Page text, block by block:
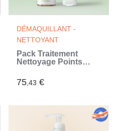
DÉMAQUILLANT -
NETTOYANT
Pack Traitement
Nettoyage Points
InnovaGoods
75,43 €